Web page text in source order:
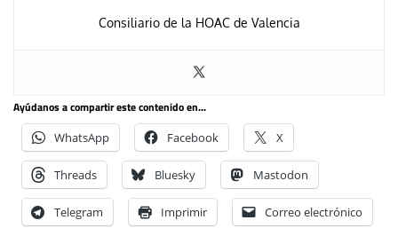
Consiliario de la HOAC de Valencia
Ayúdanos a compartir este contenido en...
WhatsApp Facebook X
Threads Bluesky Mastodon
Telegram Imprimir Correo electrónico